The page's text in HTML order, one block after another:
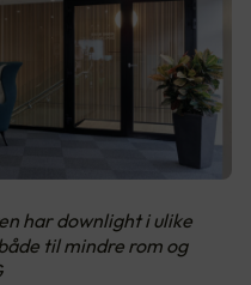
har downlight i ulike
til mindre rom og